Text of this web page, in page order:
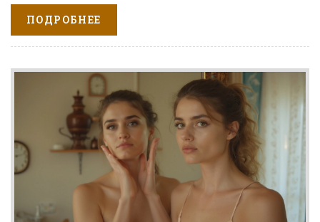
последних достижениях в области косметологии и
получат полезные советы по уходу за собой. Особое
внимание уделено разнообразным методам, которые
помогают сохранить молодость и упругость кожи.
ПОДРОБНЕЕ